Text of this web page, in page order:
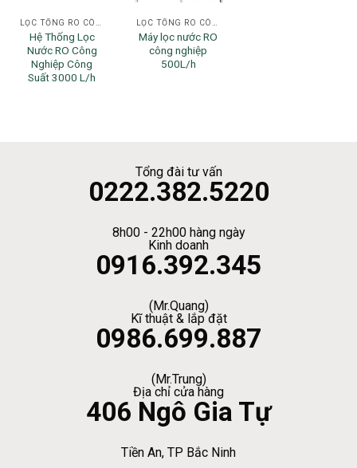
LỌC TỔNG RO CÔNG NGHIỆP
Hệ Thống Lọc
Nước RO Công
Nghiệp Công
Suất 3000 L/h
LỌC TỔNG RO CÔNG NGHIỆP
Máy lọc nước RO
công nghiệp
500L/h
Tổng đài tư vấn
0222.382.5220
8h00 - 22h00 hàng ngày
Kinh doanh
0916.392.345
(Mr.Quang)
Kĩ thuật & lắp đặt
0986.699.887
(Mr.Trung)
Địa chỉ cửa hàng
406 Ngô Gia Tự
Tiền An, TP Bắc Ninh